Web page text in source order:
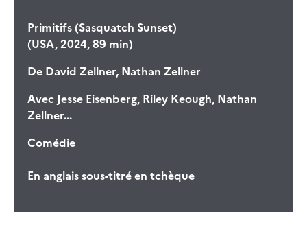
Primitifs (Sasquatch Sunset)
(USA, 2024, 89 min)
De David Zellner, Nathan Zellner
Avec Jesse Eisenberg, Riley Keough, Nathan
Zellner...
Comédie
En anglais sous-titré en tchèque